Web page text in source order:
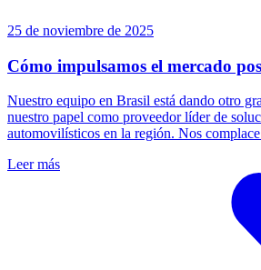
25 de noviembre de 2025
Cómo impulsamos el mercado
Nuestro equipo en Brasil está dando otro
nuestro papel como proveedor líder de
automovilísticos en la región. Nos
Leer más